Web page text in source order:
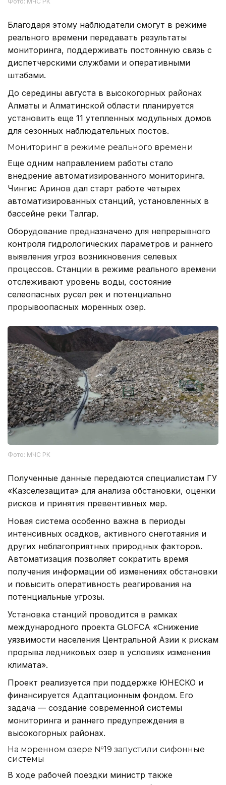
Благодаря этому наблюдатели смогут в режиме
реального времени передавать результаты
мониторинга, поддерживать постоянную связь с
диспетчерскими службами и оперативными
штабами.
До середины августа в высокогорных районах
Алматы и Алматинской области планируется
установить еще 11 утепленных модульных домов
для сезонных наблюдательных постов.
Мониторинг в режиме реального времени
Еще одним направлением работы стало
внедрение автоматизированного мониторинга.
Чингис Аринов дал старт работе четырех
автоматизированных станций, установленных в
бассейне реки Талгар.
Оборудование предназначено для непрерывного
контроля гидрологических параметров и раннего
выявления угроз возникновения селевых
процессов. Станции в режиме реального времени
отслеживают уровень воды, состояние
селеопасных русел рек и потенциально
прорывоопасных моренных озер.
Фото: МЧС РК
Полученные данные передаются специалистам ГУ
«Казселезащита» для анализа обстановки, оценки
рисков и принятия превентивных мер.
Новая система особенно важна в периоды
интенсивных осадков, активного снеготаяния и
других неблагоприятных природных факторов.
Автоматизация позволяет сократить время
получения информации об изменениях обстановки
и повысить оперативность реагирования на
потенциальные угрозы.
Установка станций проводится в рамках
международного проекта GLOFCA «Снижение
уязвимости населения Центральной Азии к рискам
прорыва ледниковых озер в условиях изменения
климата».
Проект реализуется при поддержке ЮНЕСКО и
финансируется Адаптационным фондом. Его
задача — создание современной системы
мониторинга и раннего предупреждения в
высокогорных районах.
На моренном озере №19 запустили сифонные
системы
В ходе рабочей поездки министр также